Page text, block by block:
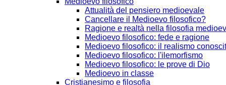
Attualità del pensiero medioevale
Cancellare il Medioevo filosofico?
Ragione e realtà nella filosofia
Medioevo filosofico: fede e ragione
Medioevo filosofico: il realismo
Medioevo filosofico: l'ilemorfismo
Medioevo filosofico: le prove di Dio
Medioevo in classe
Cristianesimo e filosofia